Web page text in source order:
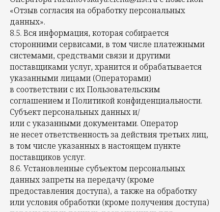
«Отзыв согласия на обработку персональных
данных».
8.5. Вся информация, которая собирается
сторонними сервисами, в том числе платежными
системами, средствами связи и другими
поставщиками услуг, хранится и обрабатывается
указанными лицами (Операторами)
в соответствии с их Пользовательским
соглашением и Политикой конфиденциальности.
Субъект персональных данных и/
или с указанными документами. Оператор
не несет ответственность за действия третьих лиц,
в том числе указанных в настоящем пункте
поставщиков услуг.
8.6. Установленные субъектом персональных
данных запреты на передачу (кроме
предоставления доступа), а также на обработку
или условия обработки (кроме получения доступа)